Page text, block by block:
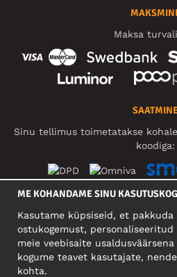
Maksa
Sinu tellimus toimetatakse
koodiga:
FIRMA
ME KOHANDAME SINU
Kasutame küpsiseid, et
ostukogemust,
meie veebisaite
kogume teavet kasutajate,
kohta.